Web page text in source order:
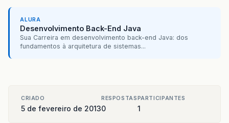
ALURA
Desenvolvimento Back-End Java
Sua Carreira em desenvolvimento back-end Java: dos
fundamentos à arquitetura de sistemas...
CRIADO
5 de fevereiro de 2013
RESPOSTAS
0
PARTICIPANTES
1